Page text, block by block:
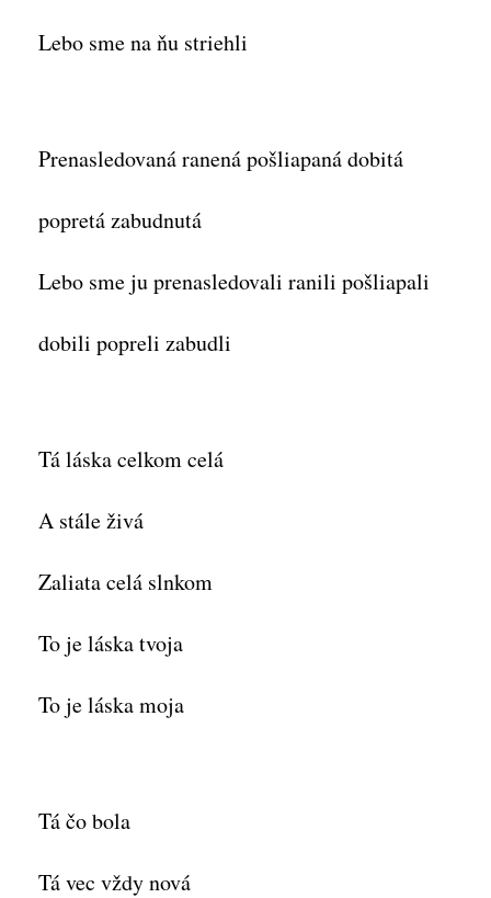
Lebo sme na ňu striehli
Prenasledovaná ranená pošliapaná dobitá
popretá zabudnutá
Lebo sme ju prenasledovali ranili pošliapali
dobili popreli zabudli
Tá láska celkom celá
A stále živá
Zaliata celá slnkom
To je láska tvoja
To je láska moja
Tá čo bola
Tá vec vždy nová